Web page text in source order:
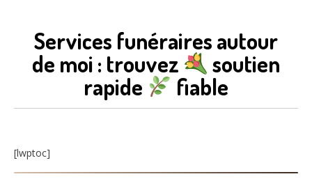
Services funéraires autour
de moi : trouvez
soutien
rapide
fiable
[lwptoc]